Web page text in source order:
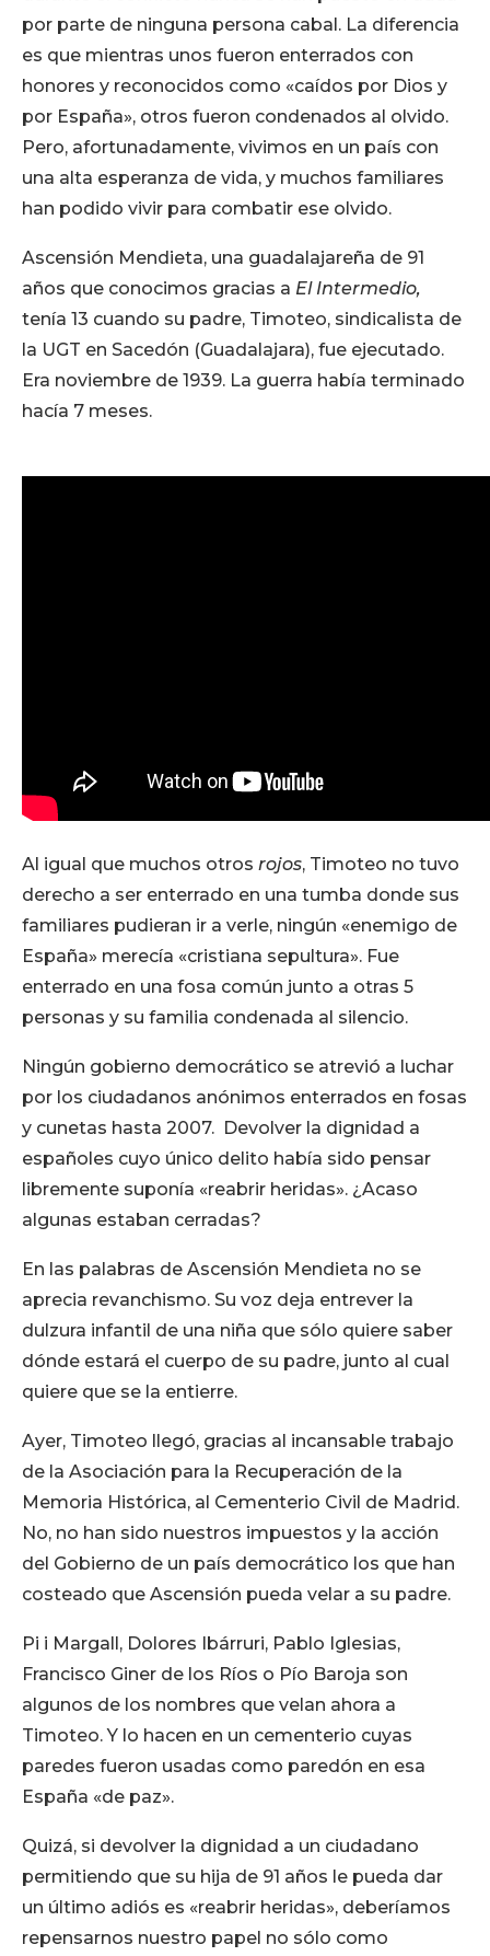
por parte de ninguna persona cabal. La diferencia
es que mientras unos fueron enterrados con
honores y reconocidos como «caídos por Dios y
por España», otros fueron condenados al olvido.
Pero, afortunadamente, vivimos en un país con
una alta esperanza de vida, y muchos familiares
han podido vivir para combatir ese olvido.
Ascensión Mendieta, una guadalajareña de 91
años que conocimos gracias a El Intermedio,
tenía 13 cuando su padre, Timoteo, sindicalista de
la UGT en Sacedón (Guadalajara), fue ejecutado.
Era noviembre de 1939. La guerra había terminado
hacía 7 meses.
Al igual que muchos otros rojos, Timoteo no tuvo
derecho a ser enterrado en una tumba donde sus
familiares pudieran ir a verle, ningún «enemigo de
España» merecía «cristiana sepultura». Fue
enterrado en una fosa común junto a otras 5
personas y su familia condenada al silencio.
Ningún gobierno democrático se atrevió a luchar
por los ciudadanos anónimos enterrados en fosas
y cunetas hasta 2007. Devolver la dignidad a
españoles cuyo único delito había sido pensar
libremente suponía «reabrir heridas». ¿Acaso
algunas estaban cerradas?
En las palabras de Ascensión Mendieta no se
aprecia revanchismo. Su voz deja entrever la
dulzura infantil de una niña que sólo quiere saber
dónde estará el cuerpo de su padre, junto al cual
quiere que se la entierre.
Ayer, Timoteo llegó, gracias al incansable trabajo
de la Asociación para la Recuperación de la
Memoria Histórica, al Cementerio Civil de Madrid.
No, no han sido nuestros impuestos y la acción
del Gobierno de un país democrático los que han
costeado que Ascensión pueda velar a su padre.
Pi i Margall, Dolores Ibárruri, Pablo Iglesias,
Francisco Giner de los Ríos o Pío Baroja son
algunos de los nombres que velan ahora a
Timoteo. Y lo hacen en un cementerio cuyas
paredes fueron usadas como paredón en esa
España «de paz».
Quizá, si devolver la dignidad a un ciudadano
permitiendo que su hija de 91 años le pueda dar
un último adiós es «reabrir heridas», deberíamos
repensarnos nuestro papel no sólo como